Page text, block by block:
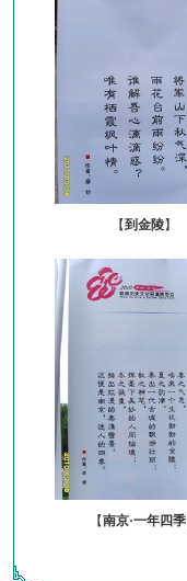
【到金陵】
【南京·一年四季